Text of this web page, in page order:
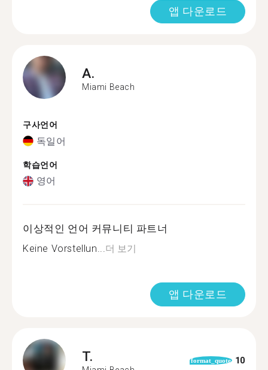
앱 다운로드
A.
Miami Beach
구사언어
독일어
학습언어
영어
이상적인 언어 커뮤니티 파트너
Keine Vorstellun...더 보기
앱 다운로드
T. format_quote 10